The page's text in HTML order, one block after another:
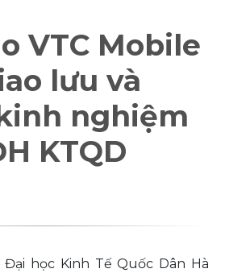
VTC Mobile
lưu và
nghiệm
KTQD
học Kinh Tế Quốc Dân Hà